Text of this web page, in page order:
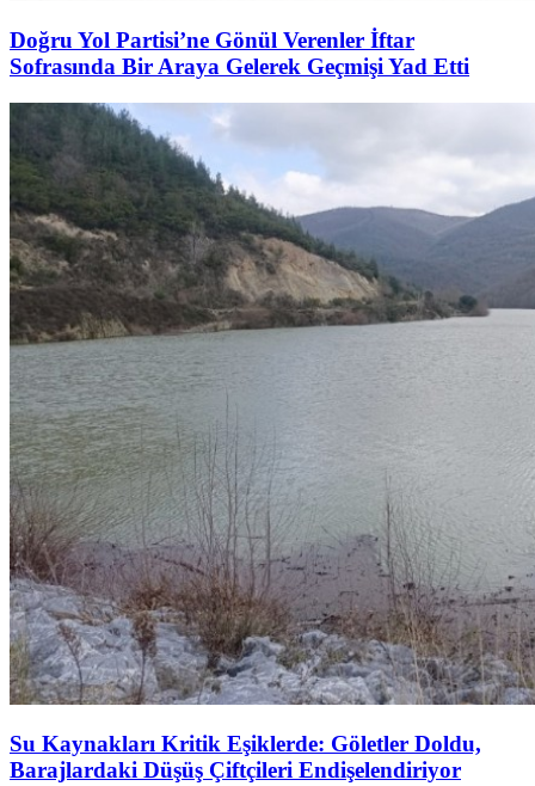
Doğru Yol Partisi’ne Gönül Verenler İftar
Sofrasında Bir Araya Gelerek Geçmişi Yad Etti
Su Kaynakları Kritik Eşiklerde: Göletler Doldu,
Barajlardaki Düşüş Çiftçileri Endişelendiriyor